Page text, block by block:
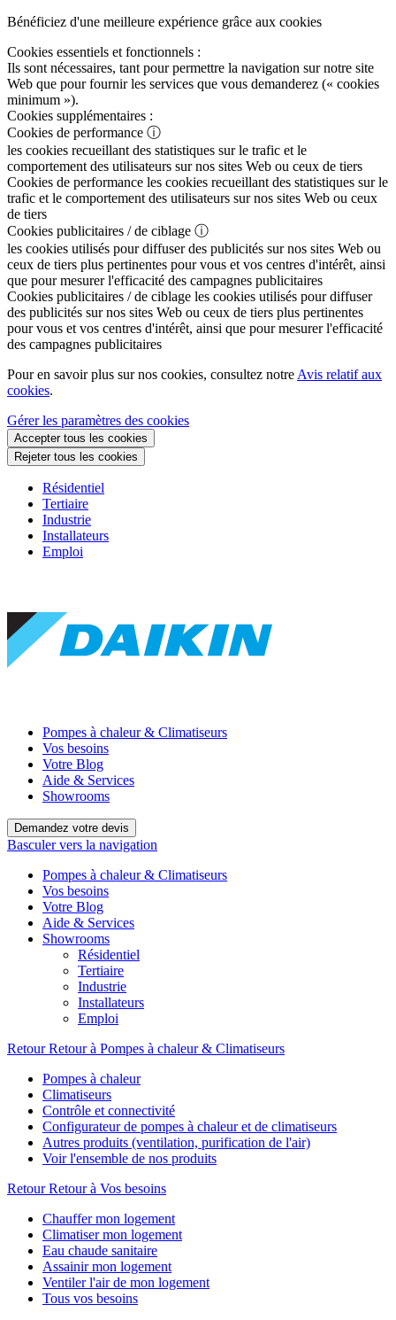
Bénéficiez d'une meilleure expérience grâce aux cookies
Cookies essentiels et fonctionnels :
Ils sont nécessaires, tant pour permettre la navigation sur notre site
Web que pour fournir les services que vous demanderez (« cookies
minimum »).
Cookies supplémentaires :
Cookies de performance ⓘ
les cookies recueillant des statistiques sur le trafic et le
comportement des utilisateurs sur nos sites Web ou ceux de tiers
Cookies de performance les cookies recueillant des statistiques sur le
trafic et le comportement des utilisateurs sur nos sites Web ou ceux
de tiers
Cookies publicitaires / de ciblage ⓘ
les cookies utilisés pour diffuser des publicités sur nos sites Web ou
ceux de tiers plus pertinentes pour vous et vos centres d'intérêt, ainsi
que pour mesurer l'efficacité des campagnes publicitaires
Cookies publicitaires / de ciblage les cookies utilisés pour diffuser
des publicités sur nos sites Web ou ceux de tiers plus pertinentes
pour vous et vos centres d'intérêt, ainsi que pour mesurer l'efficacité
des campagnes publicitaires
Pour en savoir plus sur nos cookies, consultez notre Avis relatif aux
cookies.
Gérer les paramètres des cookies
Accepter tous les cookies
Rejeter tous les cookies
Résidentiel
Tertiaire
Industrie
Installateurs
Emploi
Pompes à chaleur & Climatiseurs
Vos besoins
Votre Blog
Aide & Services
Showrooms
Demandez votre devis
Basculer vers la navigation
Pompes à chaleur & Climatiseurs
Vos besoins
Votre Blog
Aide & Services
Showrooms
Résidentiel
Tertiaire
Industrie
Installateurs
Emploi
Retour Retour à Pompes à chaleur & Climatiseurs
Pompes à chaleur
Climatiseurs
Contrôle et connectivité
Configurateur de pompes à chaleur et de climatiseurs
Autres produits (ventilation, purification de l'air)
Voir l'ensemble de nos produits
Retour Retour à Vos besoins
Chauffer mon logement
Climatiser mon logement
Eau chaude sanitaire
Assainir mon logement
Ventiler l'air de mon logement
Tous vos besoins